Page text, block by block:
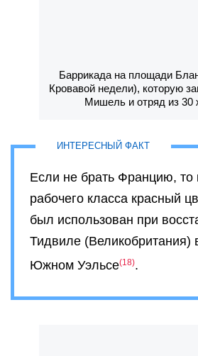
Баррикада на площади
Кровавой недели), которую
Мишель и отряд из 30
Если не брать Францию, то
рабочего класса красный
был использован при
Тидвиле (Великобритания)
Южном Уэльсе 18 .